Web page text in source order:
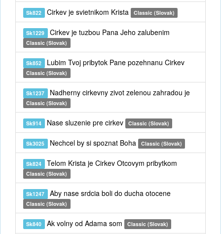
Sk822 Cirkev je svietnikom Krista Classic (Slovak)
Sk1229 Cirkev je tuzbou Pana Jeho zalubenim
Classic (Slovak)
Sk852 Lubim Tvoj pribytok Pane pozehnanu Cirkev
Classic (Slovak)
Sk1237 Nadherny cirkevny zivot zelenou zahradou je
Classic (Slovak)
Sk914 Nase sluzenie pre cirkev Classic (Slovak)
Sk3025 Nechcel by si spoznat Boha Classic (Slovak)
Sk824 Telom Krista je Cirkev Otcovym pribytkom
Classic (Slovak)
Sk1247 Aby nase srdcia boli do ducha otocene
Classic (Slovak)
Sk840 Ak volny od Adama som Classic (Slovak)